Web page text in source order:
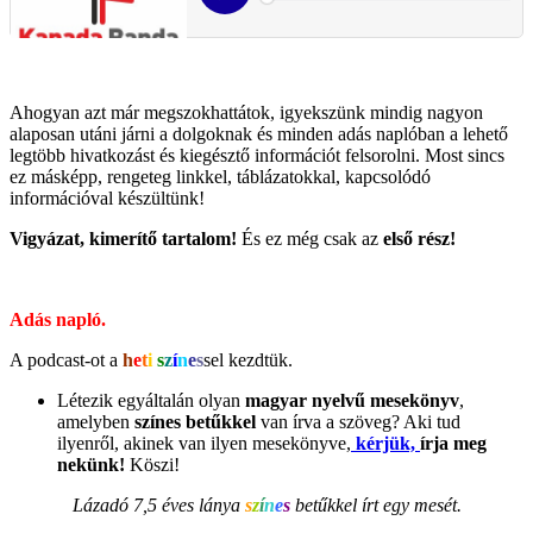
Ahogyan azt már megszokhattátok, igyekszünk mindig nagyon
alaposan utáni járni a dolgoknak és minden adás naplóban a lehető
legtöbb hivatkozást és kiegésztő információt felsorolni. Most sincs
ez másképp, rengeteg linkkel, táblázatokkal, kapcsolódó
információval készültünk!
Vigyázat, kimerítő tartalom! És ez még csak az első rész!
Adás napló.
A podcast-ot a heti színessel kezdtük.
Létezik egyáltalán olyan magyar nyelvű mesekönyv,
amelyben színes betűkkel van írva a szöveg? Aki tud
ilyenről, akinek van ilyen mesekönyve, kérjük, írja meg
nekünk! Köszi!
Lázadó 7,5 éves lánya színesbetűkkel írt egy mesét.